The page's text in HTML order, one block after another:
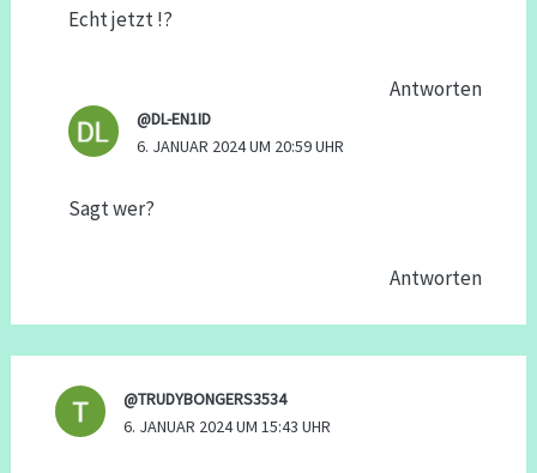
Echt jetzt !?
Antworten
@DL-EN1ID
6. JANUAR 2024 UM 20:59 UHR
Sagt wer?
Antworten
@TRUDYBONGERS3534
6. JANUAR 2024 UM 15:43 UHR